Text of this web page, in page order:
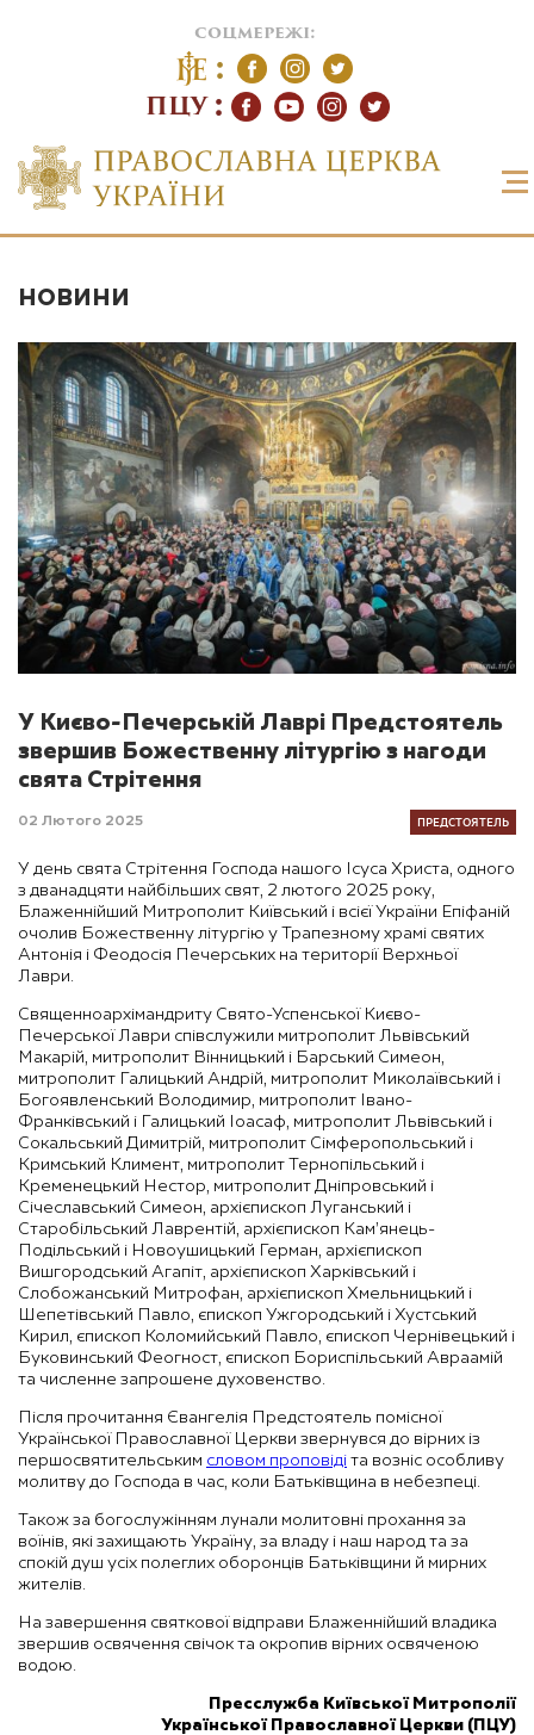
соцмережі:
ПЦУ
НОВИНИ
У Києво-Печерській Лаврі Предстоятель
звершив Божественну літургію з нагоди
свята Стрітення
02 Лютого 2025 ПРЕДСТОЯТЕЛЬ
У день свята Стрітення Господа нашого Ісуса Христа, одного
з дванадцяти найбільших свят, 2 лютого 2025 року,
Блаженнійший Митрополит Київський і всієї України Епіфаній
очолив Божественну літургію у Трапезному храмі святих
Антонія і Феодосія Печерських на території Верхньої
Лаври.
Священноархімандриту Свято-Успенської Києво-
Печерської Лаври співслужили митрополит Львівський
Макарій, митрополит Вінницький і Барський Симеон,
митрополит Галицький Андрій, митрополит Миколаївський і
Богоявленський Володимир, митрополит Івано-
Франківський і Галицький Іоасаф, митрополит Львівський і
Сокальський Димитрій, митрополит Сімферопольський і
Кримський Климент, митрополит Тернопільський і
Кременецький Нестор, митрополит Дніпровський і
Січеславський Симеон, архієпископ Луганський і
Старобільський Лаврентій, архієпископ Кам’янець-
Подільський і Новоушицький Герман, архієпископ
Вишгородський Агапіт, архієпископ Харківський і
Слобожанський Митрофан, архієпископ Хмельницький і
Шепетівський Павло, єпископ Ужгородський і Хустський
Кирил, єпископ Коломийський Павло, єпископ Чернівецький і
Буковинський Феогност, єпископ Бориспільський Авраамій
та численне запрошене духовенство.
Після прочитання Євангелія Предстоятель помісної
Української Православної Церкви звернувся до вірних із
першосвятительським словом проповіді та возніс особливу
молитву до Господа в час, коли Батьківщина в небезпеці.
Також за богослужінням лунали молитовні прохання за
воїнів, які захищають Україну, за владу і наш народ та за
спокій душ усіх полеглих оборонців Батьківщини й мирних
жителів.
На завершення святкової відправи Блаженнійший владика
звершив освячення свічок та окропив вірних освяченою
водою.
Пресслужба Київської Митрополії
Української Православної Церкви (ПЦУ)